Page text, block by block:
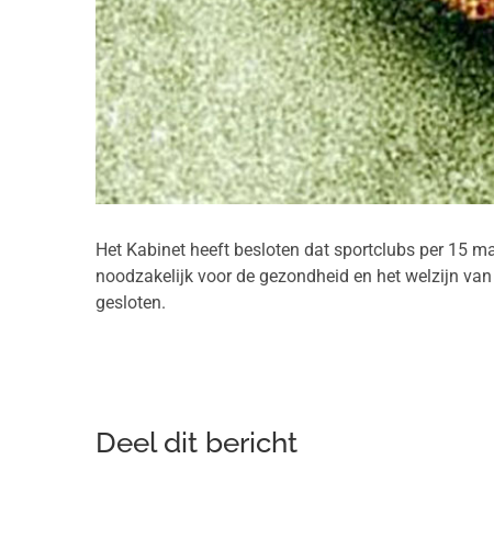
Het Kabinet heeft besloten dat sportclubs per 15
noodzakelijk voor de gezondheid en het welzijn
gesloten.
Deel dit bericht